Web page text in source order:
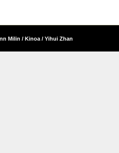
Milin / Kinoa / Yihui Zhan